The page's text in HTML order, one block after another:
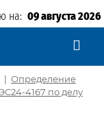
на: 09 августа 2026
| Определение
4167 по делу